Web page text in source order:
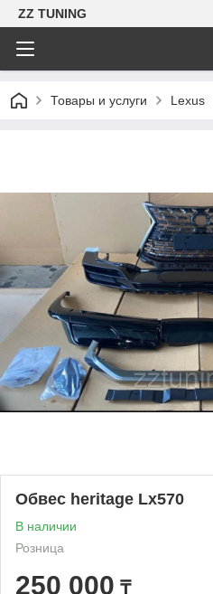
ZZ TUNING
Товары и услуги Lexus
Обвес heritage Lx570
В наличии
Розница
250 000 ₸